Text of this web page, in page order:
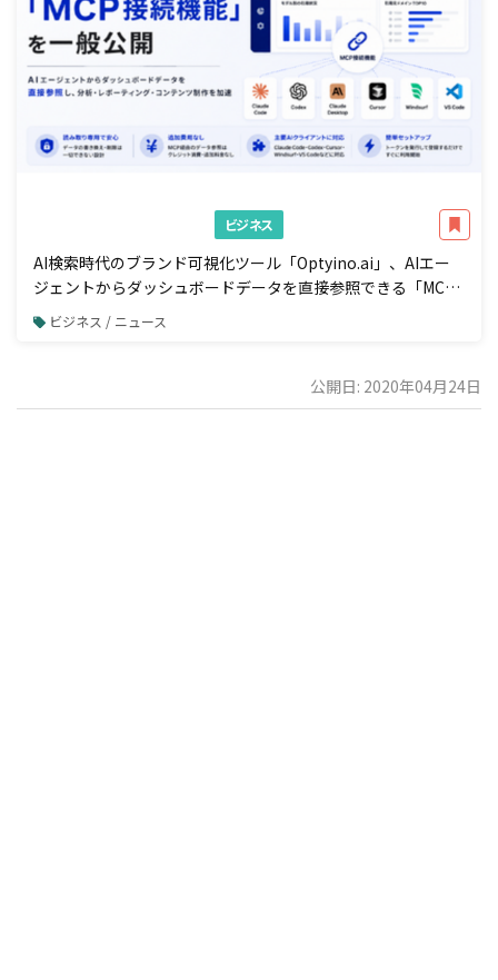
ビジネス
AI検索時代のブランド可視化ツール「Optyino.ai」、AIエー
ジェントからダッシュボードデータを直接参照できる「MCP
接続」機能を一般公開
ビジネス / ニュース
公開日: 2020年04月24日